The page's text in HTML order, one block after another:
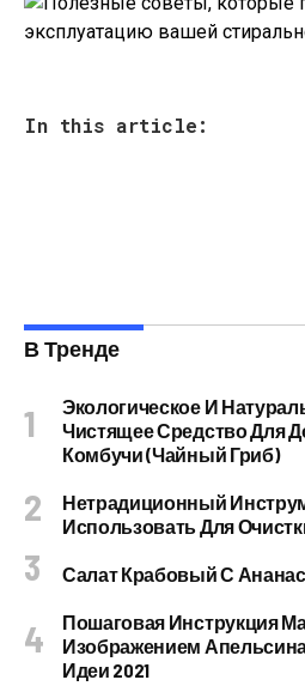
In this article:
В Тренде
Экологическое И
Чистящее Средство Для
Комбучи (чайный Гриб)
Нетрадиционный
Использовать Для
Салат Крабовый С
Пошаговая Инструкция
Изображением
Идеи 2021